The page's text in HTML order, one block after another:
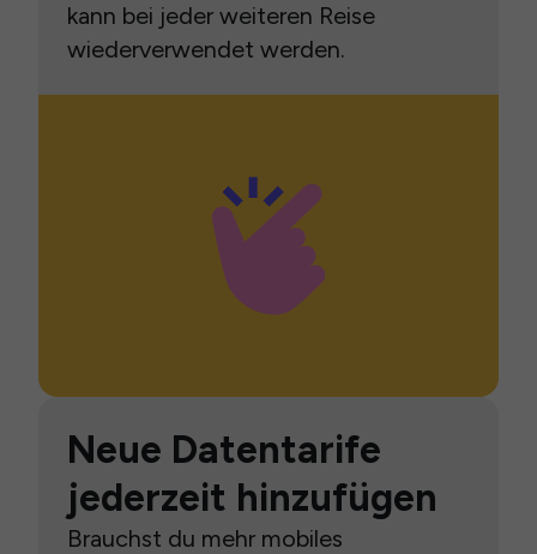
kann bei jeder weiteren Reise
wiederverwendet werden.
Neue Datentarife
jederzeit hinzufügen
Brauchst du mehr mobiles